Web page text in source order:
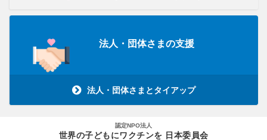
法人・団体さまの支援
法人・団体さまとタイアップ
認定NPO法人
世界の子どもにワクチンを 日本委員会